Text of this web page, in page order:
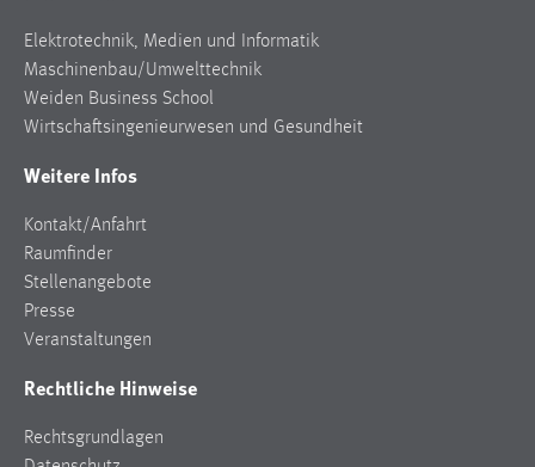
Elektrotechnik, Medien und Informatik
Maschinenbau/Umwelttechnik
Weiden Business School
Wirtschaftsingenieurwesen und Gesundheit
Weitere Infos
Kontakt/Anfahrt
Raumfinder
Stellenangebote
Presse
Veranstaltungen
Rechtliche Hinweise
Rechtsgrundlagen